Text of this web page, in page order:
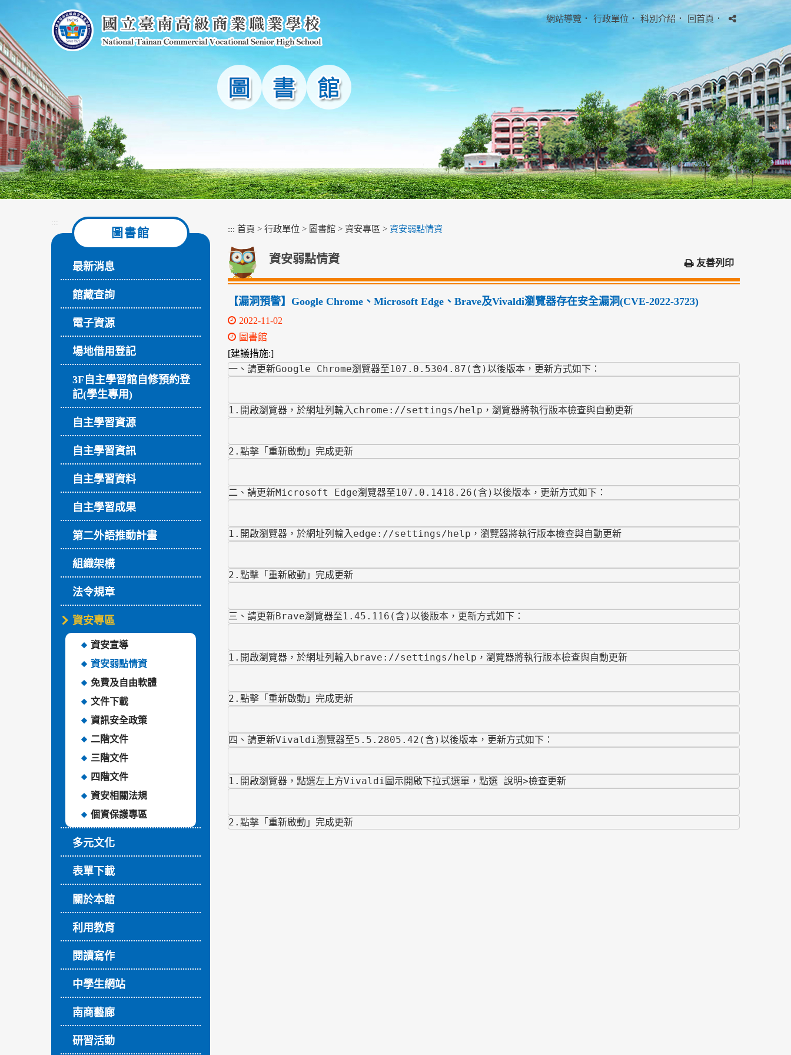
主
要
內
容
區
塊
網站導覽 ． 行政單位 ． 科別介紹． 回首頁．
:::
圖書館
最新消息
館藏查詢
電子資源
場地借用登記
3F自主學習館自修預約登
記(學生專用)
自主學習資源
自主學習資訊
自主學習資料
自主學習成果
第二外語推動計畫
組織架構
法令規章
資安專區
資安宣導
資安弱點情資
免費及自由軟體
文件下載
資訊安全政策
二階文件
三階文件
四階文件
資安相關法規
個資保護專區
多元文化
表單下載
關於本館
利用教育
閱讀寫作
中學生網站
南商藝廊
研習活動
::: 首頁 > 行政單位 > 圖書館 > 資安專區 > 資安弱點情資
資安弱點情資 友善列印
【漏洞預警】Google Chrome、Microsoft Edge、Brave及Vivaldi瀏覽器存在安全漏洞(CVE-2022-3723)
2022-11-02
圖書館
[建議措施:]
一、請更新Google Chrome瀏覽器至107.0.5304.87(含)以後版本 ，更新方式如下：
1.開啟瀏覽器，於網址列輸入chrome://settings/help，瀏覽器將執行版本檢查與自動更新
2.點擊「重新啟動」完成更新
二、請更新Microsoft Edge瀏覽器至107.0.1418.26(含)以後版本， 更新方式如下：
1.開啟瀏覽器，於網址列輸入edge://settings/help，瀏覽器將執行版本檢查與自動更新
2.點擊「重新啟動」完成更新
三、請更新Brave瀏覽器至1.45.116(含)以後版本， 更新方式如下：
1.開啟瀏覽器，於網址列輸入brave://settings/help，瀏覽器將執行版本檢查與自動更新
2.點擊「重新啟動」完成更新
四、請更新Vivaldi瀏覽器至5.5.2805.42(含)以後版本，更新方式如下：
1.開啟瀏覽器，點選左上方Vivaldi圖示開啟下拉式選單， 點選 說明>檢查更新
2.點擊「重新啟動」完成更新